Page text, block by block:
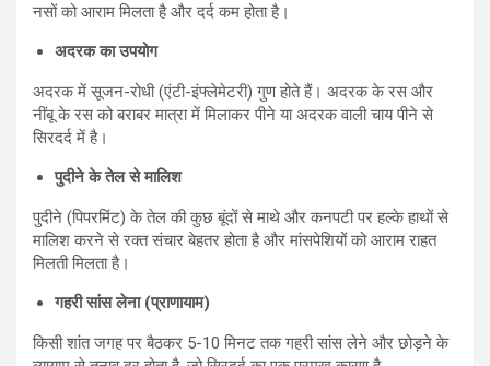
नसों को आराम मिलता है और दर्द कम होता है।
अदरक का उपयोग
अदरक में सूजन-रोधी (एंटी-इंफ्लेमेटरी) गुण होते हैं। अदरक के रस और
नींबू के रस को बराबर मात्रा में मिलाकर पीने या अदरक वाली चाय पीने से
सिरदर्द में है।
पुदीने के तेल से मालिश
पुदीने (पिपरमिंट) के तेल की कुछ बूंदों से माथे और कनपटी पर हल्के हाथों से
मालिश करने से रक्त संचार बेहतर होता है और मांसपेशियों को आराम राहत
मिलती मिलता है।
गहरी सांस लेना (प्राणायाम)
किसी शांत जगह पर बैठकर 5-10 मिनट तक गहरी सांस लेने और छोड़ने के